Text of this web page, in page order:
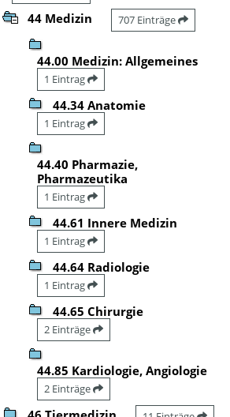
44 Medizin 707 Einträge
44.00 Medizin: Allgemeines
1 Eintrag
44.34 Anatomie
1 Eintrag
44.40 Pharmazie,
Pharmazeutika
1 Eintrag
44.61 Innere Medizin
1 Eintrag
44.64 Radiologie
1 Eintrag
44.65 Chirurgie
2 Einträge
44.85 Kardiologie, Angiologie
2 Einträge